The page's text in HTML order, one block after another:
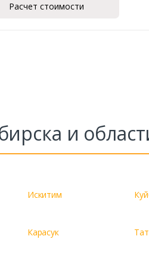
Расчет стоимости
и
Искитим
Карасук